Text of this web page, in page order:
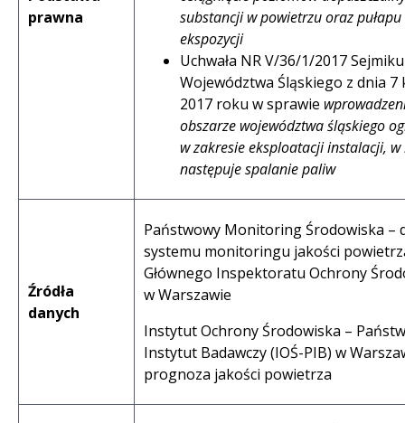
prawna
substancji w powietrzu oraz
ekspozycji
Uchwała NR V/36/1/2017 Sejmiku
Województwa Śląskiego z dnia 7
2017 roku w sprawie
obszarze województwa śląskiego
w zakresie eksploatacji instalacji,
następuje spalanie paliw
Źródła
danych
Państwowy Monitoring Środowiska –
systemu monitoringu jakości
Głównego Inspektoratu Ochrony
w Warszawie
Instytut Ochrony Środowiska –
Instytut Badawczy (IOŚ-PIB) w
prognoza jakości powietrza